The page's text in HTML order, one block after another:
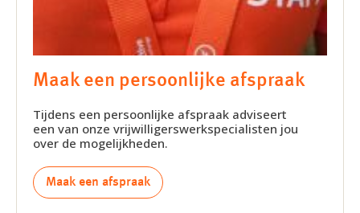
Maak een persoonlijke afspraak
Tijdens een persoonlijke afspraak adviseert
een van onze vrijwilligerswerkspecialisten jou
over de mogelijkheden.
Maak een afspraak